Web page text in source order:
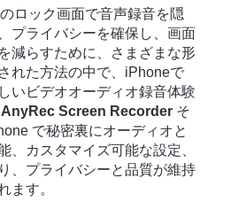
ロック画面で音声録音を隠
プライバシーを確保し、画面
減らすために、さまざまな形
れた方法の中で、iPhoneで
いビデオオーディオ録音体験
AnyRec Screen Recorder そ
で秘密裏にオーディオと
、カスタマイズ可能な設定、
、プライバシーと品質が維持
ます。